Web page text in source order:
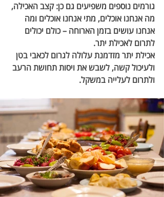
גורמים נוספים משפיעים גם כן: קצב האכילה,
מה אנחנו אוכלים, מתי אנחנו אוכלים ומה
אנחנו עושים בזמן הארוחה – כולם יכולים
לתרום לאכילת יתר.
אכילת יתר מזדמנת עלולה לגרום לכאבי בטן
ולעיכול קשה, לשבש את ויסות תחושת הרעב
ולתרום לעלייה במשקל.